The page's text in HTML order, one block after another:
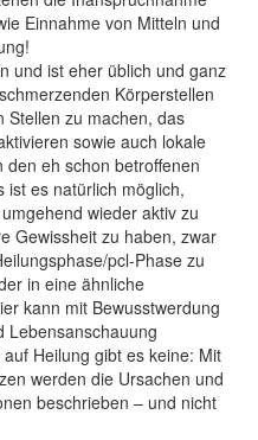
Einnahme von Mitteln und
und ist eher üblich und ganz
Körperstellen
Stellen zu machen, das
sowie auch lokale
den eh schon betroffenen
ist es natürlich möglich,
wieder aktiv zu
Gewissheit zu haben, zwar
pcl-Phase zu
in eine ähnliche
kann mit Bewusstwerdung
Lebensanschauung
Heilung gibt es keine: Mit
werden die Ursachen und
beschrieben – und nicht